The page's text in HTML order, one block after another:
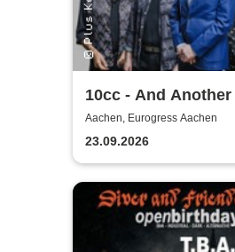
10cc - And
Greatest Hits Tour
Aachen, Eurogress Aachen
23.09.2026